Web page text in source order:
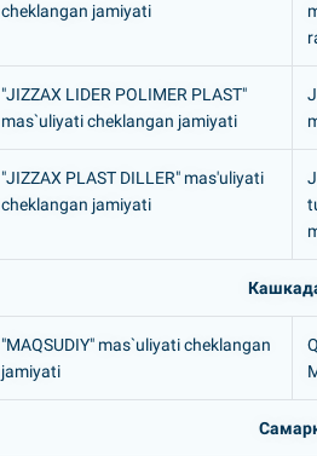
cheklangan jamiyati
"JIZZAX LIDER POLIMER PLAST"
mas`uliyati cheklangan jamiyati
"JIZZAX PLAST DILLER" mas'uliyati
cheklangan jamiyati
"MAQSUDIY" mas`uliyati cheklangan
jamiyati